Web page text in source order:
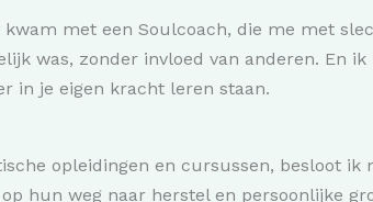
met een Soulcoach, die me met
was, zonder invloed van anderen. En
in je eigen kracht leren staan.
opleidingen en cursussen, besloot
hun weg naar herstel en persoonlijke